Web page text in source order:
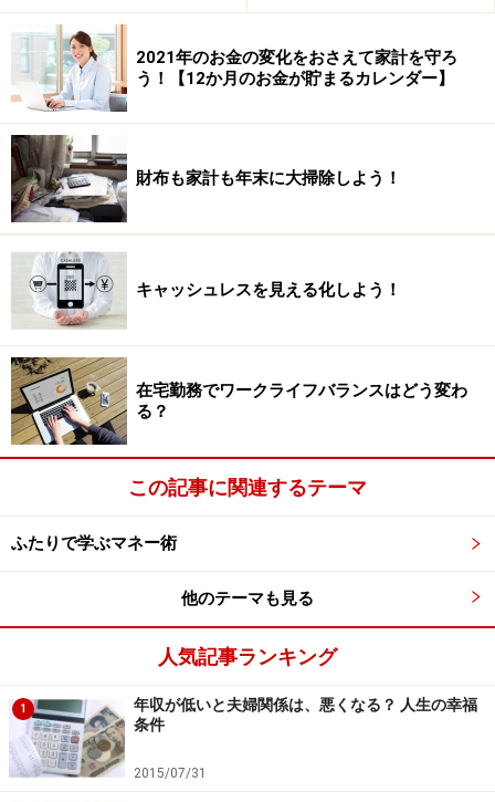
相手の手取り年収を知らない、という結果でした。一般
的な家庭の家計管理は、妻が行うというイメージがある
のですが、家計管理を担当する妻の方が、配偶者（夫）
の手取り年収を把握していないというのは意外な結果で
した。
「配偶者の手取り年収」の認知の差は、
有職主婦と専業主婦で1割の差！
女性（妻）に焦点を当てて、もう少し詳しく調べてみる
と、配偶者の手取り年収を知らないと回答した有職主婦
は40.5％に対して、専業主婦は51.0％で、有職主婦と専
業主婦で、約1割の差があるという結果でした。
※「一般生活者の景況感と家計」に関するアンケート調査
（生活トレンド研究所）より
有職主婦と専業主婦で、夫の手取り年収の認知度に差が
う引け目から、手取り年収がいくらかをはっきり聞きず
らい状況になっているのでしょうか。夫の立場からする
と、「オレが稼いでいるのだから、家計に入れたお金だ
2021年のお金の変化をおさえて家計を守ろ
う！【12か月のお金が貯まるカレンダー】
財布も家計も年末に大掃除しよう！
キャッシュレスを見える化しよう！
在宅勤務でワークライフバランスはどう変わ
る？
この記事に関連するテーマ
ふたりで学ぶマネー術
他のテーマも見る
人気記事ランキング
1
年収が低いと夫婦関係は、悪くなる？ 人生の幸福
条件
2015/07/31